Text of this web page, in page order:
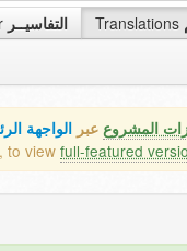
التفاسيــر Translations
المشروع عبر الواجهة
to view full-featured